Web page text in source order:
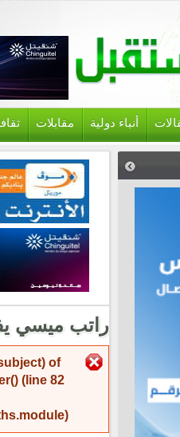
أنباء دولية مقابلات
راتب ميسي يفوق سقف 21
رسالة الخطأ
of
(line 82
).